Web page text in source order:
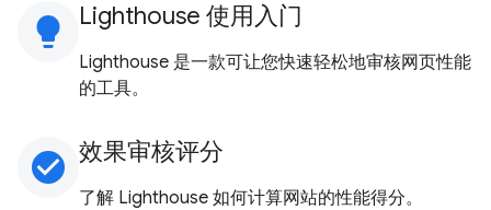
lightbulb Lighthouse 使用入门
Lighthouse 是一款可让您快速轻松地审核网页性能
的工具。
check_circle 效果审核评分
了解 Lighthouse 如何计算网站的性能得分。